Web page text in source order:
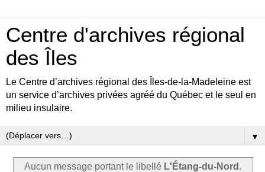
Centre d'archives régional
des Îles
Le Centre d’archives régional des Îles-de-la-Madeleine est
un service d’archives privées agréé du Québec et le seul en
milieu insulaire.
▼
Aucun message portant le libellé L'Étang-du-Nord .